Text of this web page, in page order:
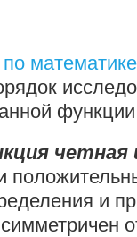
математике
четная
и